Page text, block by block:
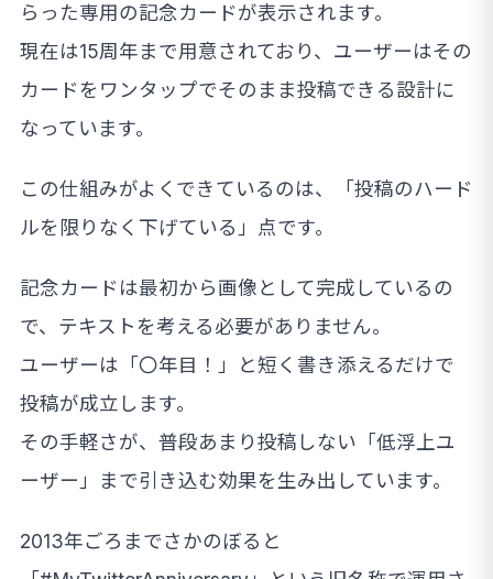
らった専用の記念カードが表示されます。
現在は15周年まで用意されており、ユーザーはその
カードをワンタップでそのまま投稿できる設計に
なっています。
この仕組みがよくできているのは、「投稿のハード
ルを限りなく下げている」点です。
記念カードは最初から画像として完成しているの
で、テキストを考える必要がありません。
ユーザーは「〇年目！」と短く書き添えるだけで
投稿が成立します。
その手軽さが、普段あまり投稿しない「低浮上ユ
ーザー」まで引き込む効果を生み出しています。
2013年ごろまでさかのぼると